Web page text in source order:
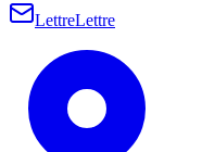
LettreLettre